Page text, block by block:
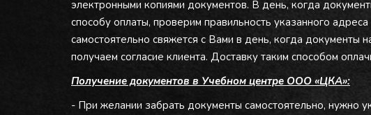
электронными копиями документов. В день, когда
способу оплаты, проверим правильность указанного
самостоятельно свяжется с Вами в день, когда документы
получаем согласие клиента. Доставку таким способом
Получение документов в Учебном центре ООО «ЦКА»:
- При желании забрать документы самостоятельно, нужно